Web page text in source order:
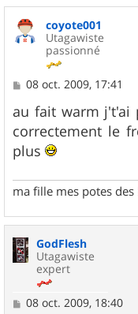
coyote001
Utagawiste
passionné
M
s
s
a
g
e
08 oct. 2009, 17:41
au fait warm j't'ai
correctement le
plus
ma fille mes potes
GodFlesh
Utagawiste
expert
M
08 oct. 2009, 18:40